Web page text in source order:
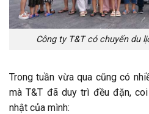
Công ty T&T có chuyến du
Trong tuần vừa qua cũng có
mà T&T đã duy trì đều đặn,
nhật của mình: